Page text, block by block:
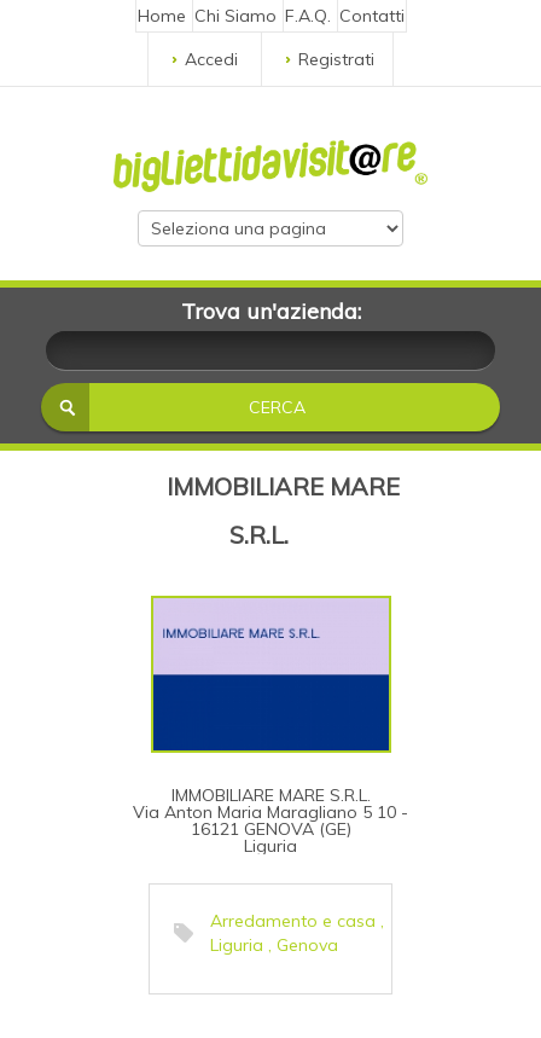
Home Chi Siamo F.A.Q. Contatti
Accedi
Registrati
Trova un'azienda:
IMMOBILIARE MARE
S.R.L.
IMMOBILIARE MARE S.R.L.
Via Anton Maria Maragliano 5 10 -
16121 GENOVA (GE)
Liguria
Arredamento e casa ,
Liguria , Genova